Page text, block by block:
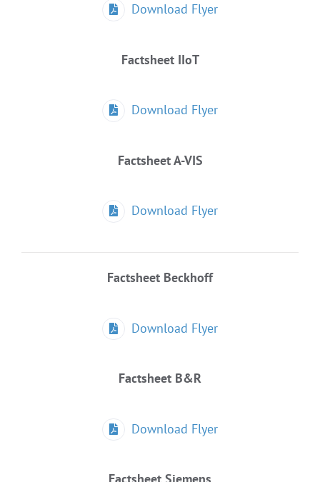
Download Flyer
Factsheet IIoT
Download Flyer
Factsheet A-VIS
Download Flyer
Factsheet Beckhoff
Download Flyer
Factsheet B&R
Download Flyer